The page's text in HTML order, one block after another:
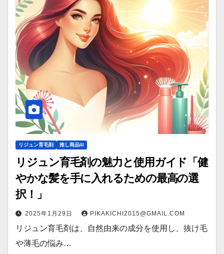
リジュン育毛剤 推し商品III
リジュン育毛剤の魅力と使用ガイド「健
やかな髪を手に入れるための最高の選
択！」
2025年1月29日 PIKAKICHI2015@GMAIL.COM
リジュン育毛剤は、自然由来の成分を使用し、抜け毛
や薄毛の悩み…